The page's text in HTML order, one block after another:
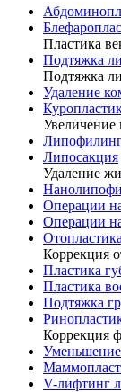
Пластика
Подтяжка
Подтяжка
Удаление
Увеличение
Липосакция
Удаление
Операции
Операции
Отопластика
Коррекция
Пластика
Пластика
Подтяжка
Коррекция
Уменьшение
V-лифтинг